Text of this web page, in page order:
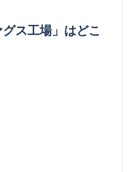
グス工場」はどこ